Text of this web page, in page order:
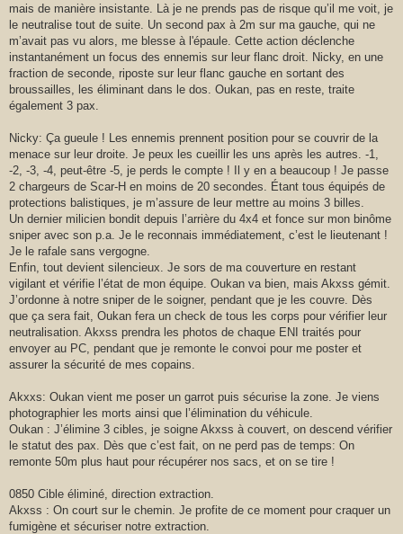
mais de manière insistante. Là je ne prends pas de risque qu’il me voit, je
le neutralise tout de suite. Un second pax à 2m sur ma gauche, qui ne
m’avait pas vu alors, me blesse à l'épaule. Cette action déclenche
instantanément un focus des ennemis sur leur flanc droit. Nicky, en une
fraction de seconde, riposte sur leur flanc gauche en sortant des
broussailles, les éliminant dans le dos. Oukan, pas en reste, traite
également 3 pax.
Nicky: Ça gueule ! Les ennemis prennent position pour se couvrir de la
menace sur leur droite. Je peux les cueillir les uns après les autres. -1,
-2, -3, -4, peut-être -5, je perds le compte ! Il y en a beaucoup ! Je passe
2 chargeurs de Scar-H en moins de 20 secondes. Étant tous équipés de
protections balistiques, je m’assure de leur mettre au moins 3 billes.
Un dernier milicien bondit depuis l’arrière du 4x4 et fonce sur mon binôme
sniper avec son p.a. Je le reconnais immédiatement, c’est le lieutenant !
Je le rafale sans vergogne.
Enfin, tout devient silencieux. Je sors de ma couverture en restant
vigilant et vérifie l’état de mon équipe. Oukan va bien, mais Akxss gémit.
J’ordonne à notre sniper de le soigner, pendant que je les couvre. Dès
que ça sera fait, Oukan fera un check de tous les corps pour vérifier leur
neutralisation. Akxss prendra les photos de chaque ENI traités pour
envoyer au PC, pendant que je remonte le convoi pour me poster et
assurer la sécurité de mes copains.
Akxxs: Oukan vient me poser un garrot puis sécurise la zone. Je viens
photographier les morts ainsi que l’élimination du véhicule.
Oukan : J’élimine 3 cibles, je soigne Akxss à couvert, on descend vérifier
le statut des pax. Dès que c’est fait, on ne perd pas de temps: On
remonte 50m plus haut pour récupérer nos sacs, et on se tire !
0850 Cible éliminé, direction extraction.
Akxss : On court sur le chemin. Je profite de ce moment pour craquer un
fumigène et sécuriser notre extraction.